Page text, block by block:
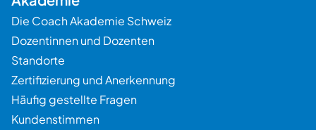
Die Coach Akademie Schweiz
Dozentinnen und Dozenten
Standorte
Zertifizierung und Anerkennung
Häufig gestellte Fragen
Kundenstimmen